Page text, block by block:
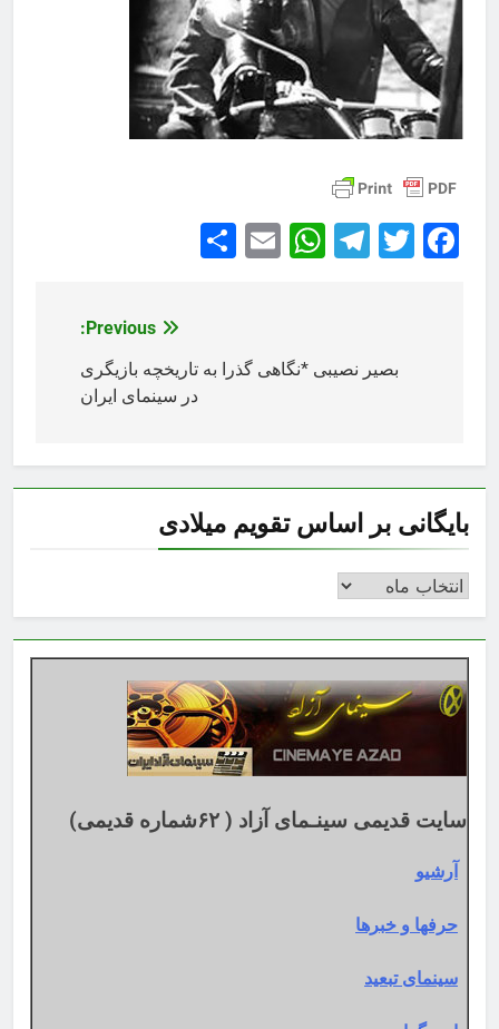
Facebook
Twitter
Telegram
WhatsApp
Email
نوشته
Previous:
بصیر نصیبی *نگاهی گذرا به تاریخچه بازیگری
در سینمای ایران
بایگانی بر اساس تقویم میلادی
بایگانی
اساس
تقویم
میلادی
سایت قدیمی سینـمای آزاد ( ۶۲شماره قدیمی)
آرشیو
حرفها و خبرها
سینمای تبعید